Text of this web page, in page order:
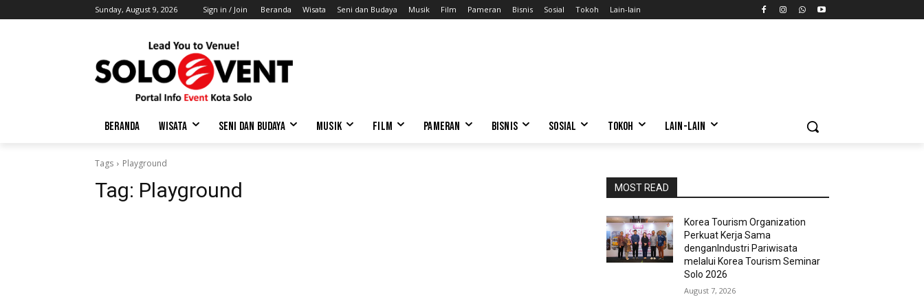
Sunday, August 9, 2026 Sign in / Join Beranda Wisata Seni dan Budaya Musik Film Pameran Bisnis Sosial Tokoh Lain-lain
BERANDA WISATA SENI DAN BUDAYA MUSIK FILM PAMERAN BISNIS SOSIAL TOKOH LAIN-LAIN
Tags Playground
Tag: Playground MOST READ
Korea Tourism Organization
Perkuat Kerja Sama
denganIndustri Pariwisata
melalui Korea Tourism Seminar
Solo 2026
August 7, 2026